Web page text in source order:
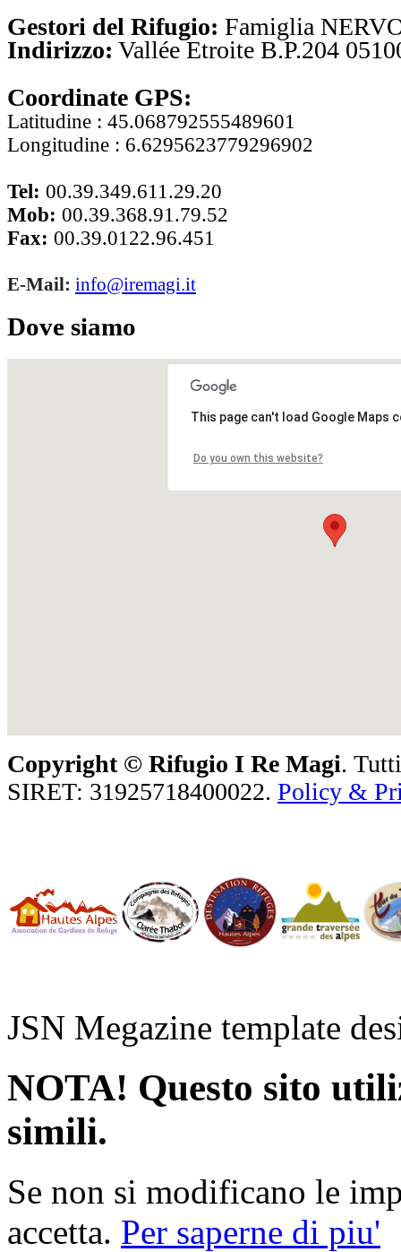
Gestori del Rifugio: Famiglia
Indirizzo: Vallée Etroite B.P.204 05
Coordinate GPS:
Latitudine : 45.068792555489601
Longitudine : 6.6295623779296902
Tel: 00.39.349.611.29.20
Mob: 00.39.368.91.79.52
Fax: 00.39.0122.96.451
E-Mail: info@iremagi.it
Dove siamo
This page can't load Google Maps
Do you own this website?
Copyright © Rifugio I Re Magi.
SIRET: 31925718400022. Policy &
JSN Megazine template
NOTA! Questo sito
simili.
Se non si modificano le
accetta. Per saperne di piu'